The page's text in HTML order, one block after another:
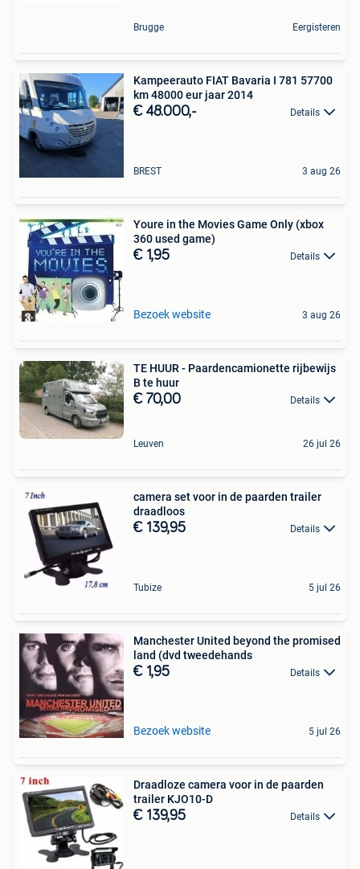
Brugge Eergisteren
Kampeerauto FIAT Bavaria I 781 57700
km 48000 eur jaar 2014
€ 48.000,- Details
BREST 3 aug 26
Youre in the Movies Game Only (xbox
360 used game)
€ 1,95 Details
Bezoek website 3 aug 26
TE HUUR - Paardencamionette rijbewijs
B te huur
€ 70,00 Details
Leuven 26 jul 26
camera set voor in de paarden trailer
draadloos
€ 139,95 Details
Tubize 5 jul 26
Manchester United beyond the promised
land (dvd tweedehands
€ 1,95 Details
Bezoek website 5 jul 26
Draadloze camera voor in de paarden
trailer KJO10-D
€ 139,95 Details